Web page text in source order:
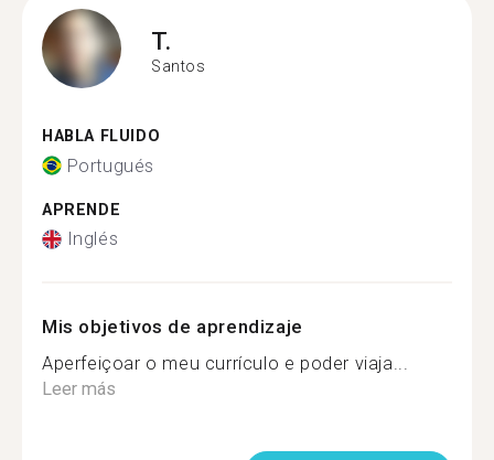
T.
Santos
HABLA FLUIDO
Portugués
APRENDE
Inglés
Mis objetivos de aprendizaje
Aperfeiçoar o meu currículo e poder viaja...
Leer más